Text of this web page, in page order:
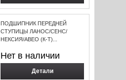
ПОДШИПНИК ПЕРЕДНЕЙ
СТУПИЦЫ ЛАНОС/СЕНС/
НЕКСИЯ/АВЕО (К-Т)...
Нет в наличии
Детали